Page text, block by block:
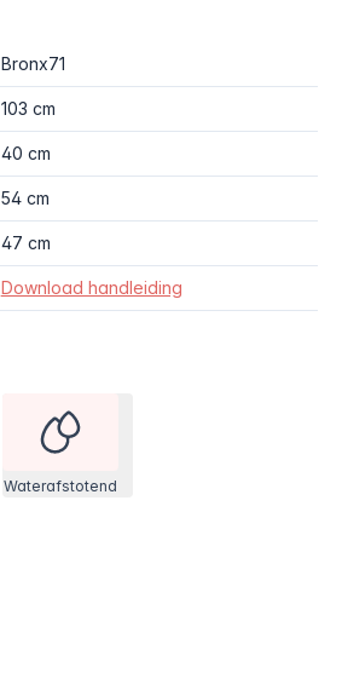
Bronx71
103 cm
40 cm
54 cm
47 cm
Download handleiding
Waterafstotend